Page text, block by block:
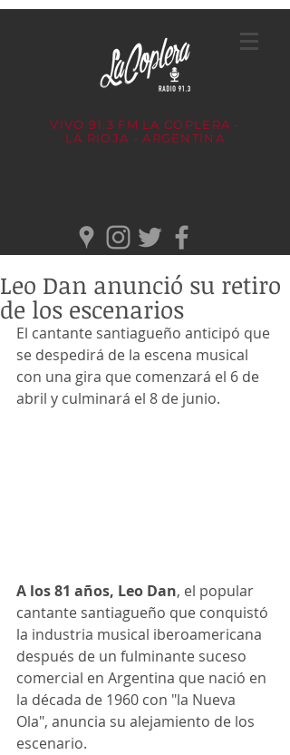
VIVO 91.3 FM LA COPLERA -
LA RIOJA - ARGENTINA
Leo Dan anunció su retiro
de los escenarios
El cantante santiagueño anticipó que
se despedirá de la escena musical
con una gira que comenzará el 6 de
abril y culminará el 8 de junio.
A los 81 años, Leo Dan, el popular
cantante santiagueño que conquistó
la industria musical iberoamericana
después de un fulminante suceso
comercial en Argentina que nació en
la década de 1960 con "la Nueva
Ola", anuncia su alejamiento de los
escenario.